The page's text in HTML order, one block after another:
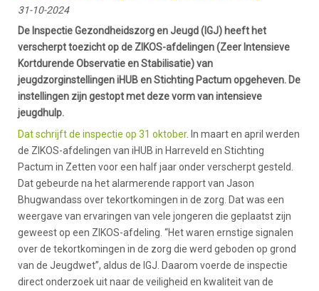
31-10-2024
De Inspectie Gezondheidszorg en Jeugd (IGJ) heeft het
verscherpt toezicht op de ZIKOS-afdelingen (Zeer Intensieve
Kortdurende Observatie en Stabilisatie) van
jeugdzorginstellingen iHUB en Stichting Pactum opgeheven. De
instellingen zijn gestopt met deze vorm van intensieve
jeugdhulp.
Dat schrijft de inspectie op 31 oktober. In maart en april werden
de ZIKOS-afdelingen van iHUB in Harreveld en Stichting
Pactum in Zetten voor een half jaar onder verscherpt gesteld.
Dat gebeurde na het alarmerende rapport van Jason
Bhugwandass over tekortkomingen in de zorg. Dat was een
weergave van ervaringen van vele jongeren die geplaatst zijn
geweest op een ZIKOS-afdeling. “Het waren ernstige signalen
over de tekortkomingen in de zorg die werd geboden op grond
van de Jeugdwet”, aldus de IGJ. Daarom voerde de inspectie
direct onderzoek uit naar de veiligheid en kwaliteit van de